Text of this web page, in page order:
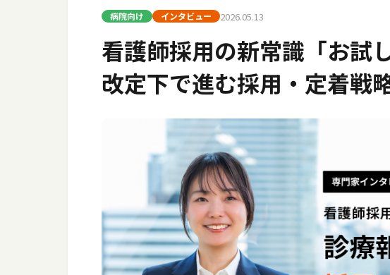
病院向け インタビュー 2026.05.13
看護師採用の新常識「お試
改定下で進む採用・定着戦